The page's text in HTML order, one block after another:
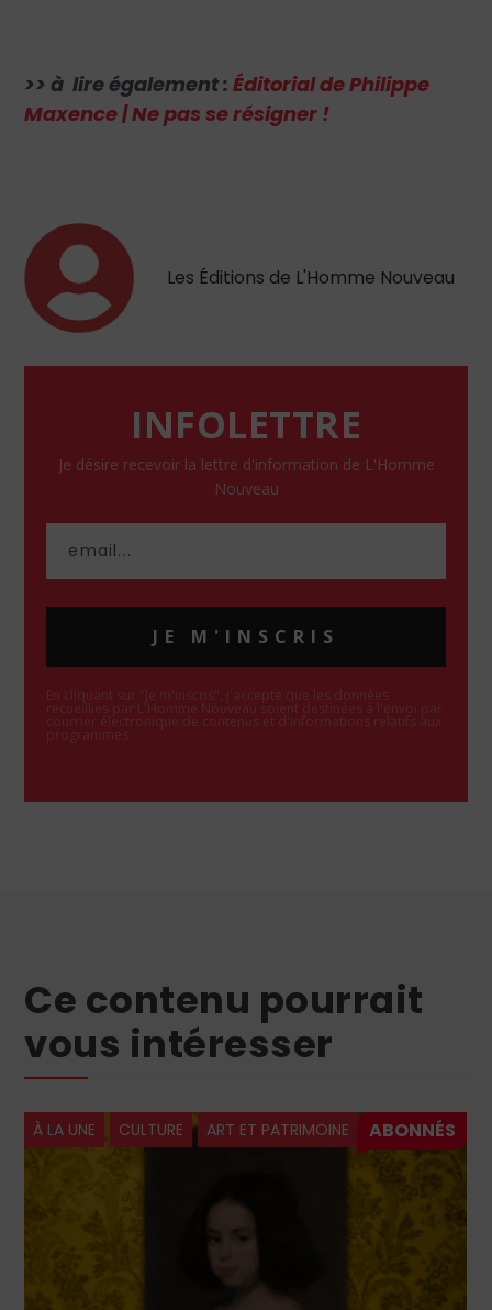
>> à lire également :Éditorial de Philippe
Maxence | Ne pas se résigner !
Les Éditions de L'Homme Nouveau
INFOLETTRE
Je désire recevoir la lettre d'information de L'Homme
Nouveau
JE M'INSCRIS
En cliquant sur "Je m'inscris", j'accepte que les données
recueillies par L'Homme Nouveau soient destinées à l'envoi par
courrier électronique de contenus et d'informations relatifs aux
programmes.
Ce contenu pourrait
vous intéresser
À LA UNE CULTURE ART ET PATRIMOINE